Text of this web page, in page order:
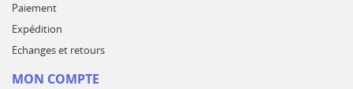
Paiement
Expédition
Echanges et retours
MON COMPTE